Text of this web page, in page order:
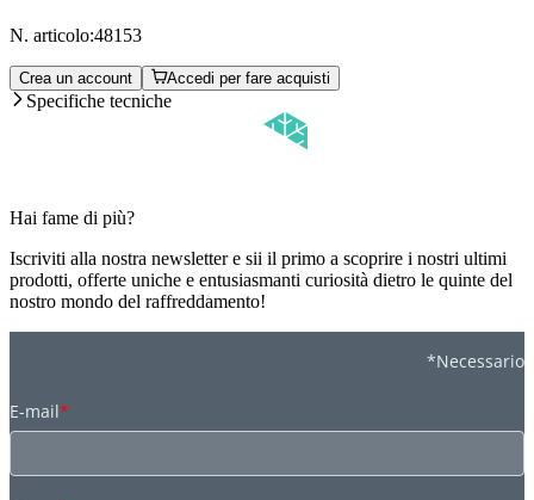
N. articolo:48153
Crea un account Accedi per fare acquisti
Specifiche tecniche
Hai fame di più?
Iscriviti alla nostra newsletter e sii il primo a scoprire i nostri ultimi
prodotti, offerte uniche e entusiasmanti curiosità dietro le quinte del
nostro mondo del raffreddamento!
*Necessario
E-mail*